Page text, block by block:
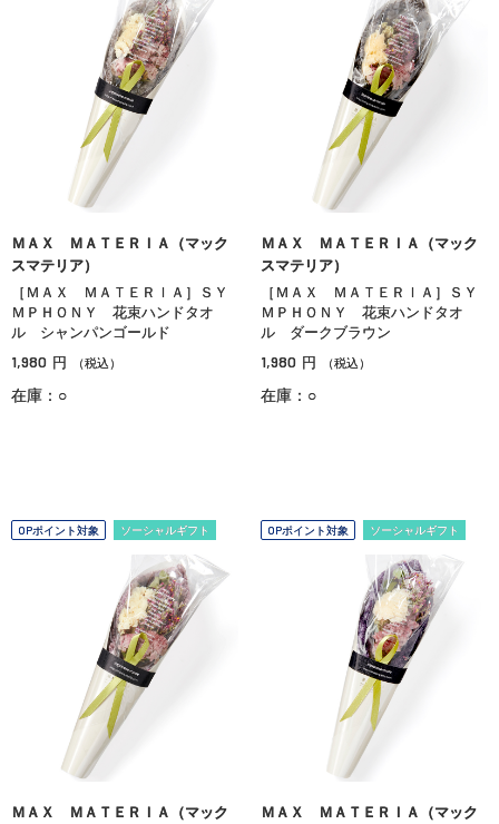
ＭＡＸ ＭＡＴＥＲＩＡ（マック
スマテリア）
［ＭＡＸ ＭＡＴＥＲＩＡ］ＳＹ
ＭＰＨＯＮＹ 花束ハンドタオ
ル シャンパンゴールド
1,980 円 （税込）
在庫：○
ＭＡＸ ＭＡＴＥＲＩＡ（マック
スマテリア）
［ＭＡＸ ＭＡＴＥＲＩＡ］ＳＹ
ＭＰＨＯＮＹ 花束ハンドタオ
ル ダークブラウン
1,980 円 （税込）
在庫：○
OPポイント対象 ソーシャルギフト
ＭＡＸ ＭＡＴＥＲＩＡ（マック
OPポイント対象 ソーシャルギフト
ＭＡＸ ＭＡＴＥＲＩＡ（マック